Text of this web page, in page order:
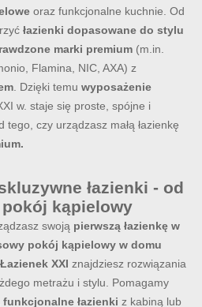
oraz funkcjonalne kuchnie. Od
łazienki dopasowane do stylu
marki premium(m.in.
Flamina, NIC, AXA) z
. Dzięki temu wyposażenie
w. staje się proste, spójne i
czy urządzasz małą łazienkę
łazienki - od
pokój kąpielowy
swoją pierwszą łazienkę w
pokój kąpielowy w domu
XXI znajdziesz rozwiązania
metrażu i stylu. Pomagamy
funkcjonalne łazienki z kabiną lub